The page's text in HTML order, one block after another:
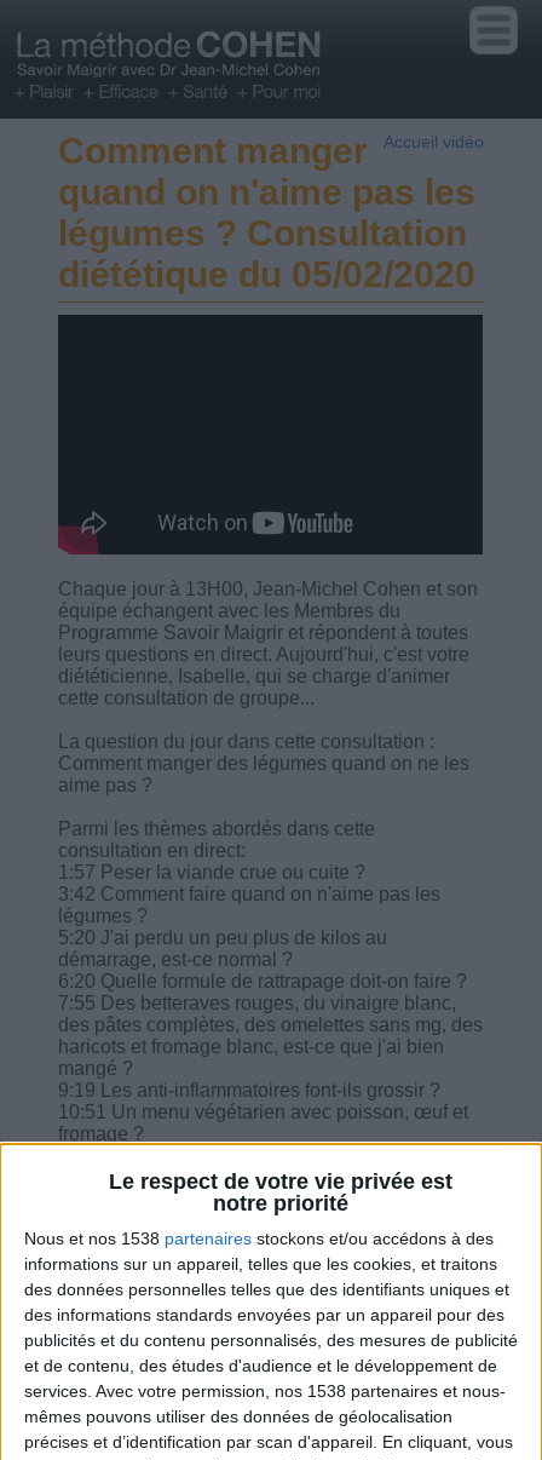
Le respect de votre vie privée est
notre priorité
Nous et nos 1538 partenaires stockons et/ou accédons à des
informations sur un appareil, telles que les cookies, et traitons
des données personnelles telles que des identifiants uniques et
des informations standards envoyées par un appareil pour des
publicités et du contenu personnalisés, des mesures de publicité
et de contenu, des études d'audience et le développement de
services. Avec votre permission, nos 1538 partenaires et nous-
mêmes pouvons utiliser des données de géolocalisation
précises et d’identification par scan d'appareil. En cliquant, vous
Accueil vidéo
Comment manger
quand on n'aime pas les
légumes ? Consultation
diététique du 05/02/2020
Chaque jour à 13H00, Jean-Michel Cohen et son
équipe échangent avec les Membres du
Programme Savoir Maigrir et répondent à toutes
leurs questions en direct. Aujourd'hui, c'est votre
diététicienne, Isabelle, qui se charge d'animer
cette consultation de groupe...
La question du jour dans cette consultation :
Comment manger des légumes quand on ne les
aime pas ?
Parmi les thèmes abordés dans cette
consultation en direct:
1:57 Peser la viande crue ou cuite ?
3:42 Comment faire quand on n'aime pas les
légumes ?
5:20 J'ai perdu un peu plus de kilos au
démarrage, est-ce normal ?
6:20 Quelle formule de rattrapage doit-on faire ?
7:55 Des betteraves rouges, du vinaigre blanc,
des pâtes complètes, des omelettes sans mg, des
haricots et fromage blanc, est-ce que j'ai bien
mangé ?
9:19 Les anti-inflammatoires font-ils grossir ?
10:51 Un menu végétarien avec poisson, œuf et
fromage ?
12:34 Comment manger de la soupe maison
sans féculent sans avoir du mal au ventre ?
14:27 Peut-on prendre des yaourts nature à 0%
avec un édulcorant ?
Combien de kilos souhaitez-vous perdre ?
Moins de
5 kilos
De 5 à 10
kilos
Plus de
10 kilos